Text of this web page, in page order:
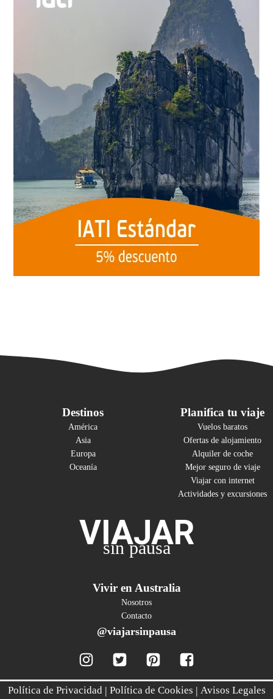
Destinos
América
Asia
Europa
Oceanía
Planifica tu viaje
Vuelos baratos
Ofertas de alojamiento
Alquiler de coche
Mejor seguro de viaje
Viajar con internet
Actividades y excursiones
VIAJAR
sin pausa
Vivir en Australia
Nosotros
Contacto
@viajarsinpausa
Política de Privacidad | Política de Cookies | Avisos Legales